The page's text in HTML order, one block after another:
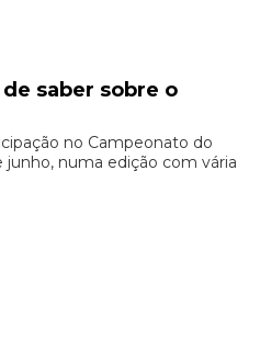
saber sobre o
no Campeonato do
junho, numa edição com vária